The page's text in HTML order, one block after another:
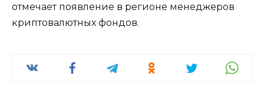
отмечает появление в регионе менеджеров
криптовалютных фондов.